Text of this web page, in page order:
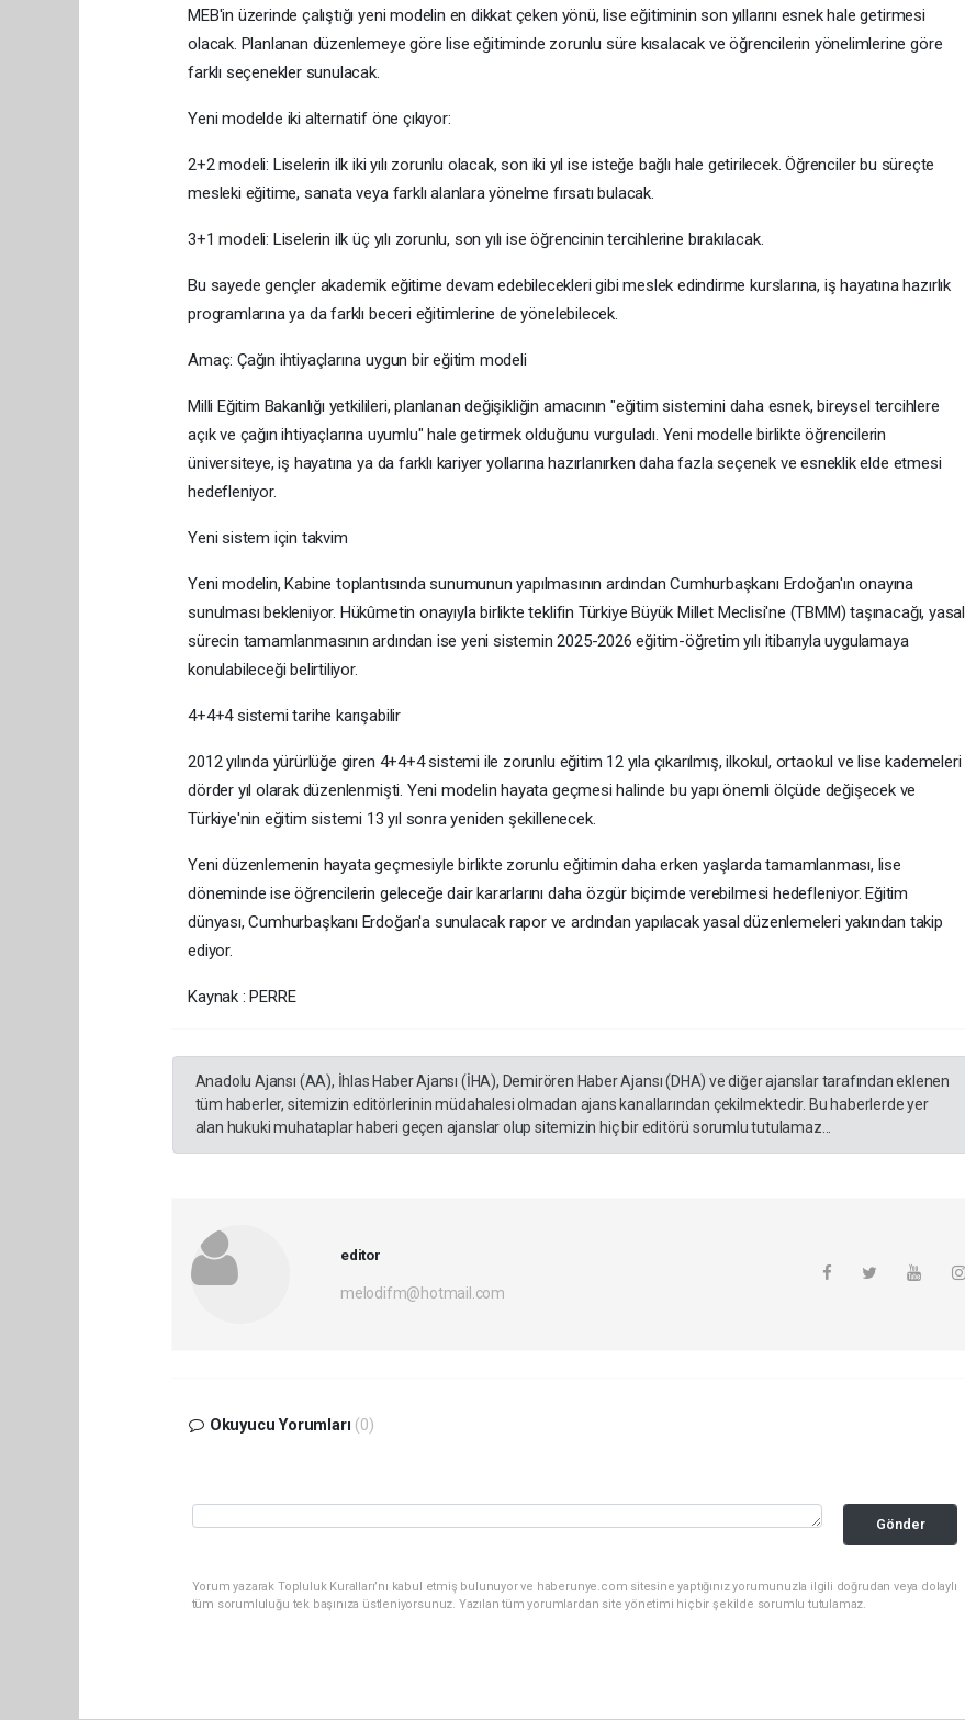
MEB'in üzerinde çalıştığı yeni modelin en dikkat çeken yönü, lise eğitiminin son yıllarını esnek hale getirmesi
olacak. Planlanan düzenlemeye göre lise eğitiminde zorunlu süre kısalacak ve öğrencilerin yönelimlerine göre
farklı seçenekler sunulacak.
Yeni modelde iki alternatif öne çıkıyor:
2+2 modeli: Liselerin ilk iki yılı zorunlu olacak, son iki yıl ise isteğe bağlı hale getirilecek. Öğrenciler bu süreçte
mesleki eğitime, sanata veya farklı alanlara yönelme fırsatı bulacak.
3+1 modeli: Liselerin ilk üç yılı zorunlu, son yılı ise öğrencinin tercihlerine bırakılacak.
Bu sayede gençler akademik eğitime devam edebilecekleri gibi meslek edindirme kurslarına, iş hayatına hazırlık
programlarına ya da farklı beceri eğitimlerine de yönelebilecek.
Amaç: Çağın ihtiyaçlarına uygun bir eğitim modeli
Milli Eğitim Bakanlığı yetkilileri, planlanan değişikliğin amacının "eğitim sistemini daha esnek, bireysel tercihlere
açık ve çağın ihtiyaçlarına uyumlu" hale getirmek olduğunu vurguladı. Yeni modelle birlikte öğrencilerin
üniversiteye, iş hayatına ya da farklı kariyer yollarına hazırlanırken daha fazla seçenek ve esneklik elde etmesi
hedefleniyor.
Yeni sistem için takvim
Yeni modelin, Kabine toplantısında sunumunun yapılmasının ardından Cumhurbaşkanı Erdoğan'ın onayına
sunulması bekleniyor. Hükûmetin onayıyla birlikte teklifin Türkiye Büyük Millet Meclisi'ne (TBMM) taşınacağı, yasal
sürecin tamamlanmasının ardından ise yeni sistemin 2025-2026 eğitim-öğretim yılı itibarıyla uygulamaya
konulabileceği belirtiliyor.
4+4+4 sistemi tarihe karışabilir
2012 yılında yürürlüğe giren 4+4+4 sistemi ile zorunlu eğitim 12 yıla çıkarılmış, ilkokul, ortaokul ve lise kademeleri
dörder yıl olarak düzenlenmişti. Yeni modelin hayata geçmesi halinde bu yapı önemli ölçüde değişecek ve
Türkiye'nin eğitim sistemi 13 yıl sonra yeniden şekillenecek.
Yeni düzenlemenin hayata geçmesiyle birlikte zorunlu eğitimin daha erken yaşlarda tamamlanması, lise
döneminde ise öğrencilerin geleceğe dair kararlarını daha özgür biçimde verebilmesi hedefleniyor. Eğitim
dünyası, Cumhurbaşkanı Erdoğan'a sunulacak rapor ve ardından yapılacak yasal düzenlemeleri yakından takip
ediyor.
Kaynak : PERRE
Anadolu Ajansı (AA), İhlas Haber Ajansı (İHA), Demirören Haber Ajansı (DHA) ve diğer ajanslar tarafından eklenen
tüm haberler, sitemizin editörlerinin müdahalesi olmadan ajans kanallarından çekilmektedir. Bu haberlerde yer
alan hukuki muhataplar haberi geçen ajanslar olup sitemizin hiç bir editörü sorumlu tutulamaz...
editor
melodifm@hotmail.com
Okuyucu Yorumları (0)
Gönder
Yorum yazarak Topluluk Kuralları’nı kabul etmiş bulunuyor ve haberunye.com sitesine yaptığınız yorumunuzla ilgili doğrudan veya dolaylı
tüm sorumluluğu tek başınıza üstleniyorsunuz. Yazılan tüm yorumlardan site yönetimi hiçbir şekilde sorumlu tutulamaz.